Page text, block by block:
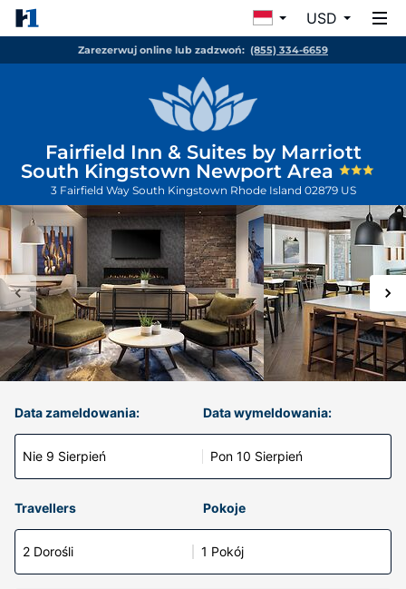
USD
Zarezerwuj online lub zadzwoń: (855) 334-6659
Fairfield Inn & Suites by Marriott
South Kingstown Newport Area
3 Fairfield Way South Kingstown Rhode Island 02879 US
Data zameldowania:
Nie 9 Sierpień
Data wymeldowania:
Pon 10 Sierpień
Travellers Pokoje
2 Dorośli 1 Pokój